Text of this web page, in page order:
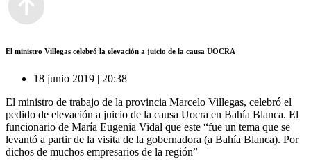
El ministro Villegas celebró la elevación a juicio de la causa UOCRA
18 junio 2019 | 20:38
El ministro de trabajo de la provincia Marcelo Villegas, celebró el
pedido de elevación a juicio de la causa Uocra en Bahía Blanca. El
funcionario de María Eugenia Vidal que este “fue un tema que se
levantó a partir de la visita de la gobernadora (a Bahía Blanca). Por
dichos de muchos empresarios de la región”